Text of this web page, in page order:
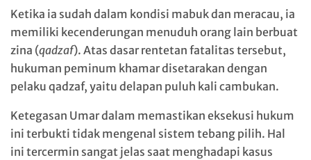
Ketika ia sudah dalam kondisi mabuk dan meracau, ia
memiliki kecenderungan menuduh orang lain berbuat
zina (qadzaf). Atas dasar rentetan fatalitas tersebut,
hukuman peminum khamar disetarakan dengan
pelaku qadzaf, yaitu delapan puluh kali cambukan.
Ketegasan Umar dalam memastikan eksekusi hukum
ini terbukti tidak mengenal sistem tebang pilih. Hal
ini tercermin sangat jelas saat menghadapi kasus